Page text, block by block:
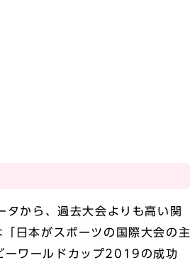
から、過去大会よりも高い関
日本がスポーツの国際大会の主
ーワールドカップ2019の成功